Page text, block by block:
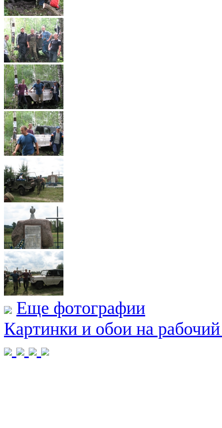
Еще фотографии
Картинки и обои на